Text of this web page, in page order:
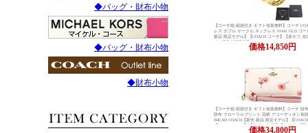
◆バッグ・財布小物
◆バッグ・財布小物
◆財布小物
【コーチ箱 紙袋付き ギフト包装無料】コーチ
レス ダブル サークル ネックレス 91441 GLD ゴー
新品 限定モデル】【COACH コーチ】【楽ギフ_包
ビニ受取対応商品】価格14,850円
【コーチ箱 紙袋付き ギフト包装無料】コーチ 財
財布 フローラルプリント 花柄 アコーディオン長
IMCAH COACH【新作 新品 限定モデル】【
【サイフ さいふ】【楽ギフ_包装】【コンビニ受
価格34,800円